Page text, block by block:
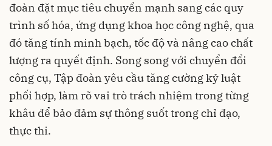
đoàn đặt mục tiêu chuyển mạnh sang các quy
trình số hóa, ứng dụng khoa học công nghệ, qua
đó tăng tính minh bạch, tốc độ và nâng cao chất
lượng ra quyết định. Song song với chuyển đổi
công cụ, Tập đoàn yêu cầu tăng cường kỷ luật
phối hợp, làm rõ vai trò trách nhiệm trong từng
khâu để bảo đảm sự thông suốt trong chỉ đạo,
thực thi.